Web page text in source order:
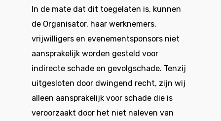
In de mate dat dit toegelaten is, kunnen
de Organisator, haar werknemers,
vrijwilligers en evenementsponsors niet
aansprakelijk worden gesteld voor
indirecte schade en gevolgschade. Tenzij
uitgesloten door dwingend recht, zijn wij
alleen aansprakelijk voor schade die is
veroorzaakt door het niet naleven van